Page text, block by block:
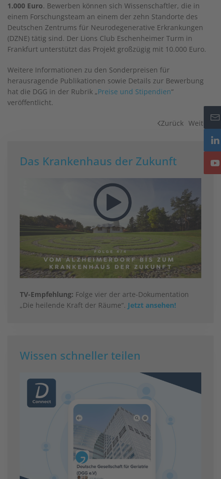
1.000 Euro. Bewerben können sich Wissenschaftler, die in
einem Forschungsteam an einem der zehn Standorte des
Deutschen Zentrums für Neurodegenerative Erkrankungen
(DZNE) tätig sind. Der Lions Club Eschenheimer Turm in
Frankfurt unterstützt das Projekt großzügig mit 10.000 Euro.
Weitere Informationen zu den Sonderpreisen für
herausragende Publikationen sowie Details zur Bewerbung
hat die DGG in der Rubrik „Preise und Stipendien“
veröffentlicht.
Zurück Weiter
Das Krankenhaus der Zukunft
TV-Empfehlung: Folge vier der arte-Dokumentation
„Die heilende Kraft der Räume“. Jetzt ansehen!
Wissen schneller teilen